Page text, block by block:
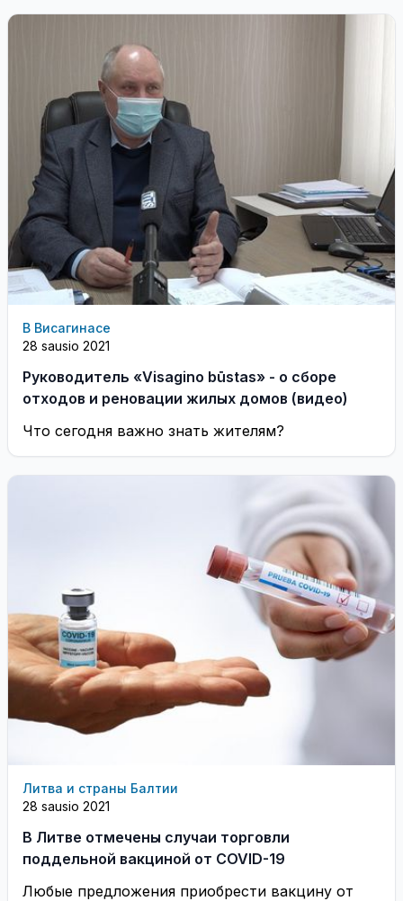
В Висагинасе
28 sausio 2021
Руководитель «Visagino būstas» - о сборе
отходов и реновации жилых домов (видео)
Что сегодня важно знать жителям?
Литва и страны Балтии
28 sausio 2021
В Литве отмечены случаи торговли
поддельной вакциной от COVID-19
Любые предложения приобрести вакцину от